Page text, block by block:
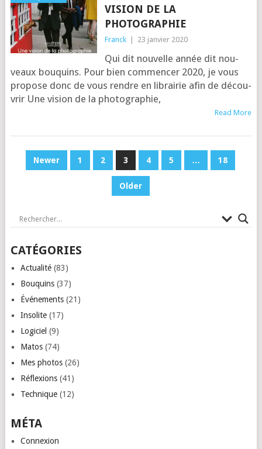
VISION DE LA
PHOTOGRAPHIE
Franck 23 janvier 2020
Qui dit nou­velle année dit nou­
veaux bou­quins. Pour bien com­men­cer 2020, je vous
pro­pose donc de vous rendre en librai­rie afin de décou­
vrir Une vision de la pho­to­gra­phie,
Read More
PAGINATION
Newer 1 2 3 4 5 … 18
Older
CATÉGORIES
Actualité(83)
Bouquins(37)
Événements(21)
Insolite(17)
Logiciel (9)
Matos(74)
Mes photos(26)
Réflexions(41)
Technique(12)
MÉTA
Connexion